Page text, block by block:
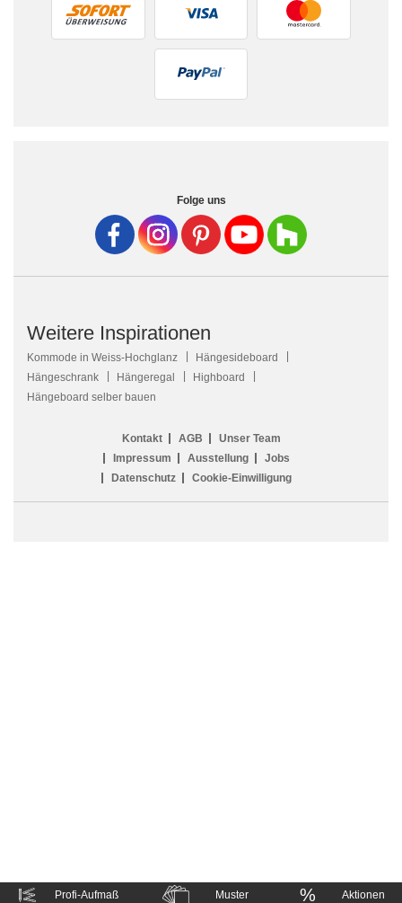
Profi-Aufmaß Muster % Aktionen
Folge uns
Weitere Inspirationen
Kommode in Weiss-Hochglanz
Hängesideboard
Hängeschrank
Hängeregal
Highboard
Hängeboard selber bauen
Kontakt AGB
Unser Team
Impressum
Ausstellung
Jobs
Datenschutz
Cookie-Einwilligung